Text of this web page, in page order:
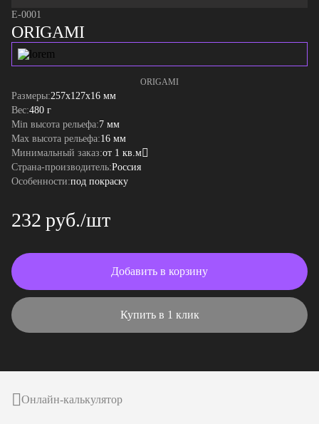
E-0001
ORIGAMI
ORIGAMI
Размеры:257x127x16 мм
Вес:480 г
Min высота рельефа:7 мм
Max высота рельефа:16 мм
Минимальный заказ:от 1 кв.м
Страна-производитель:Россия
Особенности:под покраску
232 руб./шт
Добавить в корзину
Купить в 1 клик
Онлайн-калькулятор